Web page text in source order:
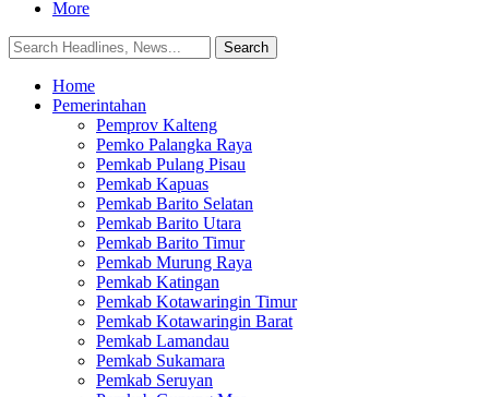
More
Home
Pemerintahan
Pemprov Kalteng
Pemko Palangka Raya
Pemkab Pulang Pisau
Pemkab Kapuas
Pemkab Barito Selatan
Pemkab Barito Utara
Pemkab Barito Timur
Pemkab Murung Raya
Pemkab Katingan
Pemkab Kotawaringin Timur
Pemkab Kotawaringin Barat
Pemkab Lamandau
Pemkab Sukamara
Pemkab Seruyan